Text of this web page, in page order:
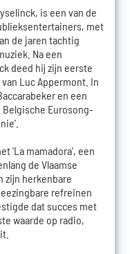
is een van de
met
de jaren tachtig
Na een
deed hij zijn eerste
Luc Appermont. In
en een
Eurosong-
'La mamadora', een
de Vlaamse
zijn herkenbare
refreinen
dat succes met
waarde op radio,